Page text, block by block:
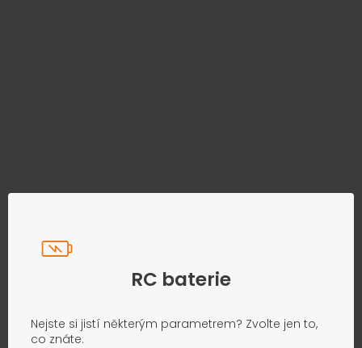
RC baterie
Nejste si jistí některým parametrem? Zvolte jen to,
co znáte.